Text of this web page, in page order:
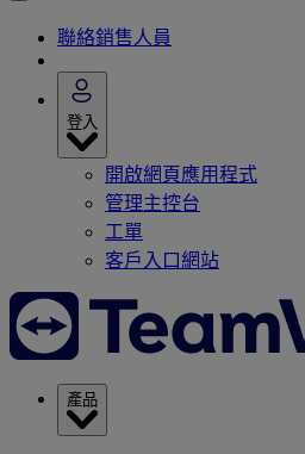
聯絡銷售人員
登入
開啟網頁應用程式
管理主控台
工單
客戶入口網站
產品